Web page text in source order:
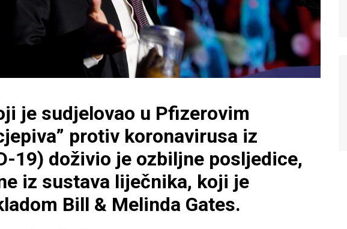
je sudjelovao u Pfizerovim
protiv koronavirusa iz
19) doživio je ozbiljne posljedice,
iz sustava liječnika, koji je
Bill & Melinda Gates.